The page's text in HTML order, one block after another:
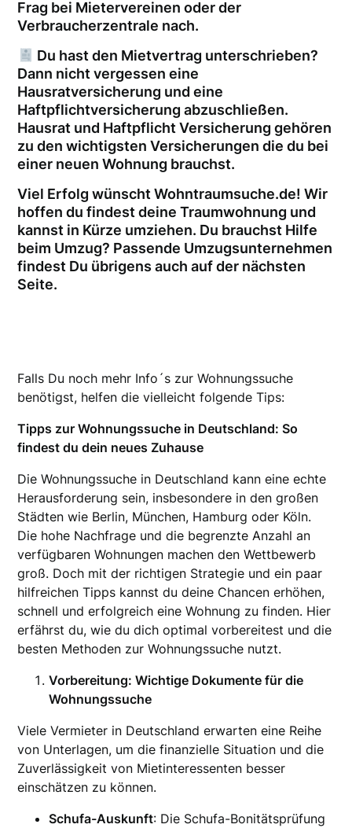
Frag bei Mietervereinen oder der
Verbraucherzentrale nach.
Du hast den Mietvertrag unterschrieben?
Dann nicht vergessen eine
Hausratversicherung und eine
Haftpflichtversicherung abzuschließen.
Hausrat und Haftpflicht Versicherung gehören
zu den wichtigsten Versicherungen die du bei
einer neuen Wohnung brauchst.
Viel Erfolg wünscht Wohntraumsuche.de! Wir
hoffen du findest deine Traumwohnung und
kannst in Kürze umziehen. Du brauchst Hilfe
beim Umzug? Passende Umzugsunternehmen
findest Du übrigens auch auf der nächsten
Seite.
Falls Du noch mehr Info´s zur Wohnungssuche
benötigst, helfen die vielleicht folgende Tips:
Tipps zur Wohnungssuche in Deutschland: So
findest du dein neues Zuhause
Die Wohnungssuche in Deutschland kann eine echte
Herausforderung sein, insbesondere in den großen
Städten wie Berlin, München, Hamburg oder Köln.
Die hohe Nachfrage und die begrenzte Anzahl an
verfügbaren Wohnungen machen den Wettbewerb
groß. Doch mit der richtigen Strategie und ein paar
hilfreichen Tipps kannst du deine Chancen erhöhen,
schnell und erfolgreich eine Wohnung zu finden. Hier
erfährst du, wie du dich optimal vorbereitest und die
besten Methoden zur Wohnungssuche nutzt.
Vorbereitung: Wichtige Dokumente für die
Wohnungssuche
Viele Vermieter in Deutschland erwarten eine Reihe
von Unterlagen, um die finanzielle Situation und die
Zuverlässigkeit von Mietinteressenten besser
einschätzen zu können.
Schufa-Auskunft: Die Schufa-Bonitätsprüfung